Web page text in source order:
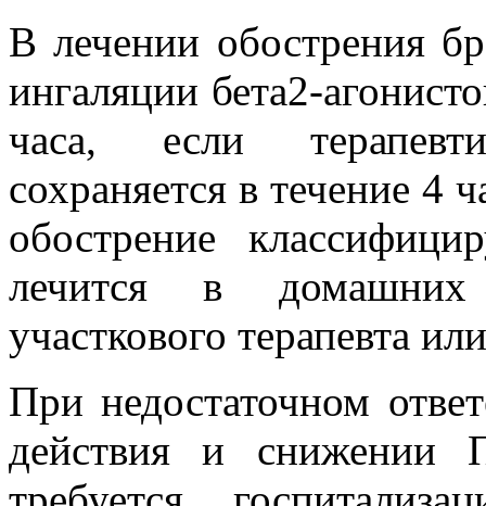
В лечении обострения
ингаляции бета2-
часа, если
сохраняется в течение
обострение
лечится в
участкового терапевта
При недостаточном
действия и